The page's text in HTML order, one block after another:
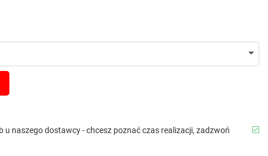
u naszego dostawcy - chcesz poznać czas realizacji, zadzwoń